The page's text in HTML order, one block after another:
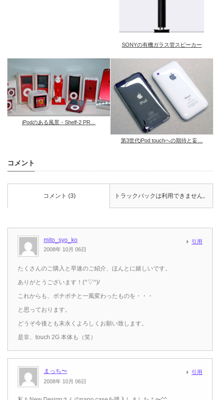
SONYの有機ガラス管スピーカー
iPodのある風景・Shelf-2 PR…
第3世代iPod touchへの期待と妄…
コメント
コメント (3) トラックバックは利用できません。
mito_syo_ko
2008年 10月 06日
引用
たくさんのご購入と早速のご紹介、ほんとに嬉しいです。
ありがとうございます！(^▽^)/
これからも、ボチボチと一風変わったものを・・・
と思っております。
どうぞ今後とも末永くよろしくお願い致します。
是非、touch 2G 本体も（笑）
まっち〜
2008年 10月 06日
引用